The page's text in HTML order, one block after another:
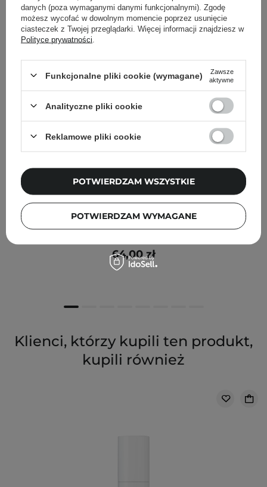
Mjuuk - Silver Conditioner - Odżywka Ochładzająca
Kolor - 250ml
64,00 zł
Klienci, którzy kupili ten produkt,
kupili również
danych (poza wymaganymi danymi funkcjonalnymi). Zgodę
możesz wycofać w dowolnym momencie poprzez usunięcie
ciasteczek z Twojej przeglądarki. Więcej informacji znajdziesz w
Polityce prywatności
Funkcjonalne pliki cookie (wymagane)
Zawsze
aktywne
Analityczne pliki cookie
Reklamowe pliki cookie
POTWIERDZAM WYMAGANE
POTWIERDZAM WSZYSTKIE